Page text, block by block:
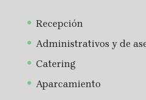
Recepción
Administrativos y de
Catering
Aparcamiento